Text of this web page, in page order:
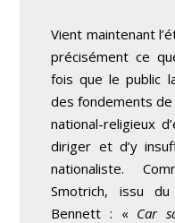
Vient maintenant
précisément ce
fois que le public
des fondements de
national-religieux
diriger et d’y
nationaliste.
Smotrich, issu
Bennett : « Car